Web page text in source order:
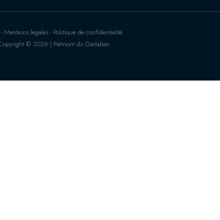
Mentions légales - Politique de confidentialité
© 2026 | Piémont du Garlaban